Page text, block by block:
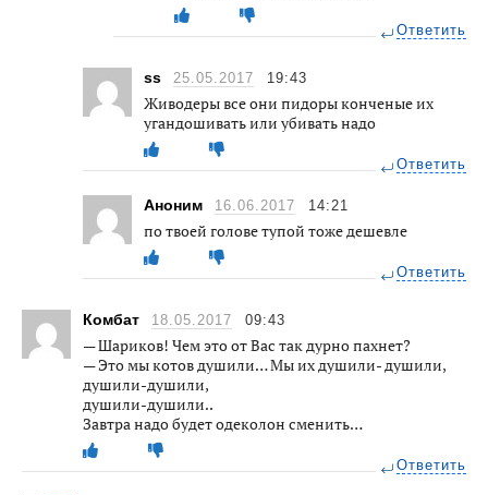
Ответить
ss 25.05.2017 19:43
Живодеры все они пидоры конченые их
угандошивать или убивать надо
Ответить
Аноним 16.06.2017 14:21
по твоей голове тупой тоже дешевле
Ответить
Комбат 18.05.2017 09:43
— Шариков! Чем это от Вас так дурно пахнет?
— Это мы котов душили… Мы их душили- душили,
душили-душили,
душили-душили..
Завтра надо будет одеколон сменить…
Ответить